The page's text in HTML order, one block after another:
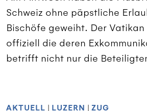
Schweiz ohne päpstliche
Bischöfe geweiht. Der
offiziell die deren
betrifft nicht nur die
AKTUELL LUZERN ZUG